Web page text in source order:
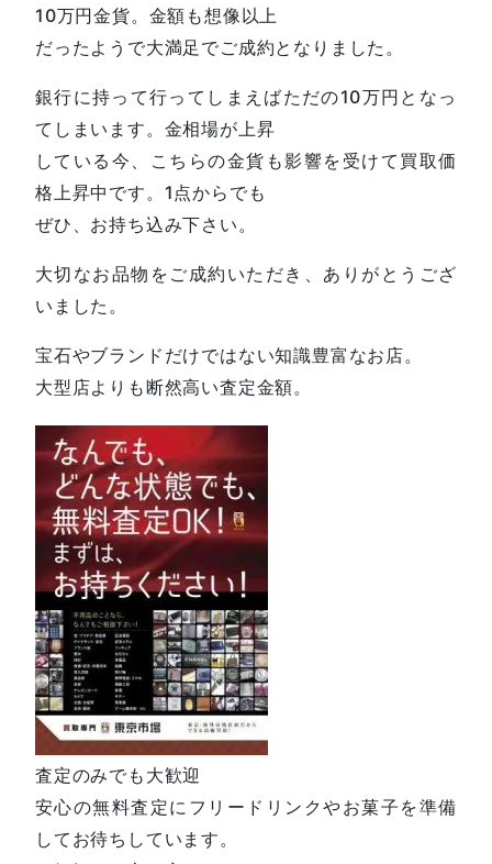
10万円金貨。金額も想像以上
だったようで大満足でご成約となりました。
銀行に持って行ってしまえばただの10万円となっ
てしまいます。金相場が上昇
している今、こちらの金貨も影響を受けて買取価
格上昇中です。1点からでも
ぜひ、お持ち込み下さい。
大切なお品物をご成約いただき、ありがとうござ
いました。
宝石やブランドだけではない知識豊富なお店。
大型店よりも断然高い査定金額。
査定のみでも大歓迎
安心の無料査定にフリードリンクやお菓子を準備
してお待ちしています。